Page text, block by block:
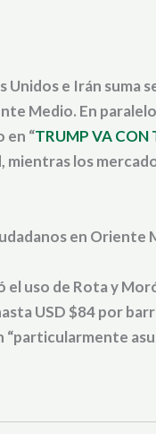
Unidos e Irán suma
Medio. En
en “TRUMP VA
mientras los
en Oriente
el uso de Rota y
USD $84 por
“particularmente